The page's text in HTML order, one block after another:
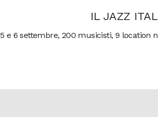
IL JAZZ
5 e 6 settembre, 200 musicisti, 9 location